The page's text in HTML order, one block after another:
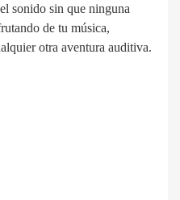
sonido sin que ninguna
de tu música,
otra aventura auditiva.